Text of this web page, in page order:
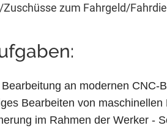
zum Fahrgeld/
an modernen
Bearbeiten von
im Rahmen der Werker -